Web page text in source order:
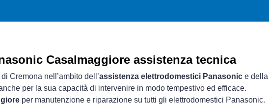
Casalmaggiore assistenza tecnica
Cremona nell’ambito dell’assistenza elettrodomestici Panasonic e
per la sua capacità di intervenire in modo tempestivo ed efficace.
per manutenzione e riparazione su tutti gli elettrodomestici Panasonic.